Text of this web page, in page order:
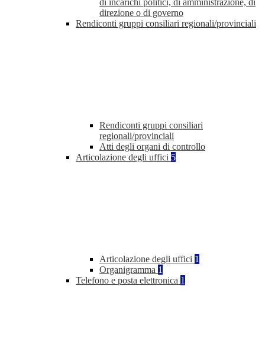
di incarichi politici, di amministrazione, di
direzione o di governo
Rendiconti gruppi consiliari regionali/provinciali
Rendiconti gruppi consiliari
regionali/provinciali
Atti degli organi di controllo
Articolazione degli uffici 5
Articolazione degli uffici 1
Organigramma 1
Telefono e posta elettronica 1